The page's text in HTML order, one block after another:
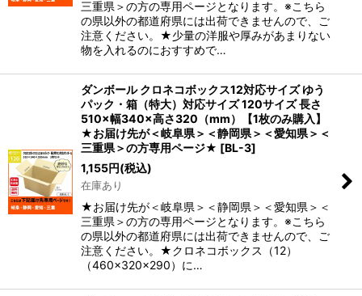
三重県＞の方の専用ページとなります。※こちら
の県以外の都道府県には出荷できませんので、ご
注意ください。★少量の洋服や厚みがあまりない
物を入れるのにおすすめで…
ダンボール クロネコボックス12対応サイズ ゆう
パック・箱（特大）対応サイズ 120サイズ 長さ
510×幅340×高さ320（mm）【1枚のみ購入】
★お届け先が＜岐阜県＞＜静岡県＞＜愛知県＞＜
三重県＞の方専用ページ★ [BL-3]
1,155円(税込)
在庫あり
★お届け先が＜岐阜県＞＜静岡県＞＜愛知県＞＜
三重県＞の方の専用ページとなります。※こちら
の県以外の都道府県には出荷できませんので、ご
注意ください。★クロネコボックス（12）
（460×320×290）に…